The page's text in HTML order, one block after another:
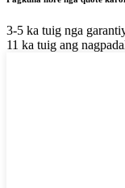
3-5 ka tuig nga
11 ka tuig ang